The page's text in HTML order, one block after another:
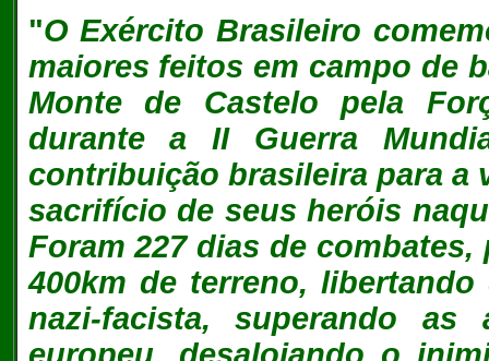
"O Exército Brasileiro
maiores feitos em campo de
Monte de Castelo pela
durante a II Guerra
contribuição brasileira para a
sacrifício de seus heróis
Foram 227 dias de
400km de terreno,
nazi-facista, superando as